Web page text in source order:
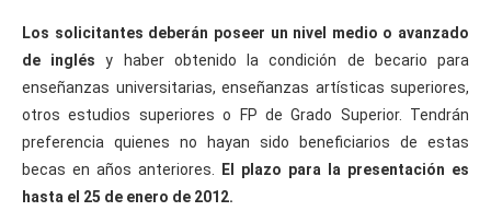
Los solicitantes deberán poseer un nivel medio o avanzado
de inglésy haber obtenido la condición de becario para
enseñanzas universitarias, enseñanzas artísticas superiores,
otros estudios superiores o FP de Grado Superior. Tendrán
preferencia quienes no hayan sido beneficiarios de estas
becas en años anteriores.
El plazo para la presentación es
hasta el 25 de enero de 2012.